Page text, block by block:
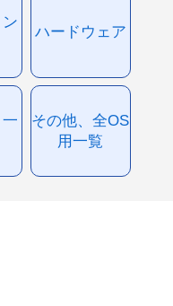
ハードウェア
その他、全OS
用一覧